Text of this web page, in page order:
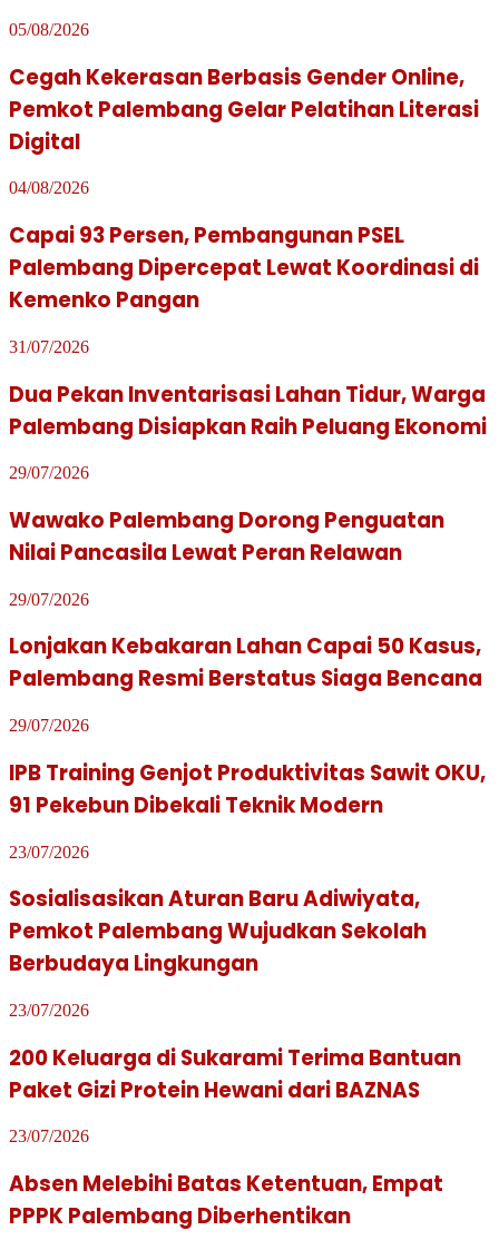
05/08/2026
Cegah Kekerasan Berbasis Gender Online,
Pemkot Palembang Gelar Pelatihan Literasi
Digital
04/08/2026
Capai 93 Persen, Pembangunan PSEL
Palembang Dipercepat Lewat Koordinasi di
Kemenko Pangan
31/07/2026
Dua Pekan Inventarisasi Lahan Tidur, Warga
Palembang Disiapkan Raih Peluang Ekonomi
29/07/2026
Wawako Palembang Dorong Penguatan
Nilai Pancasila Lewat Peran Relawan
29/07/2026
Lonjakan Kebakaran Lahan Capai 50 Kasus,
Palembang Resmi Berstatus Siaga Bencana
29/07/2026
IPB Training Genjot Produktivitas Sawit OKU,
91 Pekebun Dibekali Teknik Modern
23/07/2026
Sosialisasikan Aturan Baru Adiwiyata,
Pemkot Palembang Wujudkan Sekolah
Berbudaya Lingkungan
23/07/2026
200 Keluarga di Sukarami Terima Bantuan
Paket Gizi Protein Hewani dari BAZNAS
23/07/2026
Absen Melebihi Batas Ketentuan, Empat
PPPK Palembang Diberhentikan